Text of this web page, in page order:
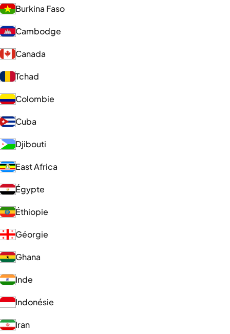
Burkina Faso
Cambodge
Canada
Tchad
Colombie
Cuba
Djibouti
East Africa
Égypte
Éthiopie
Géorgie
Ghana
Inde
Indonésie
Iran